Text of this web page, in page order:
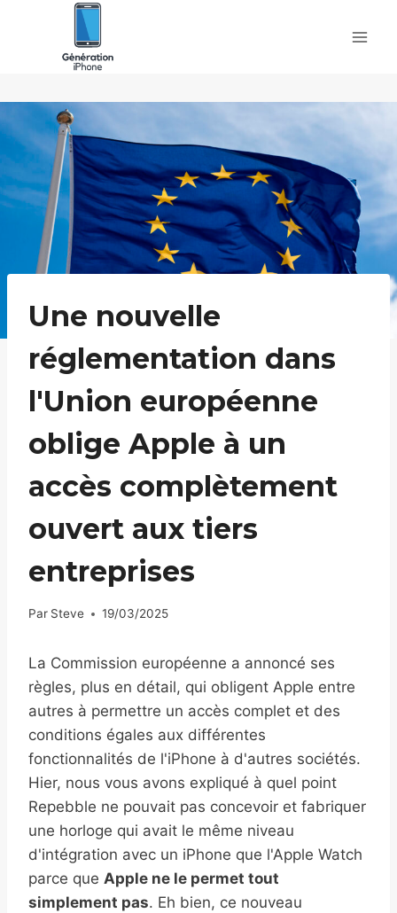
Une nouvelle
réglementation dans
l'Union européenne
oblige Apple à un
accès complètement
ouvert aux tiers
entreprises
Par Steve 19/03/2025
La Commission européenne a annoncé ses
règles, plus en détail, qui obligent Apple entre
autres à permettre un accès complet et des
conditions égales aux différentes
fonctionnalités de l'iPhone à d'autres sociétés.
Hier, nous vous avons expliqué à quel point
Repebble ne pouvait pas concevoir et fabriquer
une horloge qui avait le même niveau
d'intégration avec un iPhone que l'Apple Watch
parce que Apple ne le permet tout
simplement pas. Eh bien, ce nouveau